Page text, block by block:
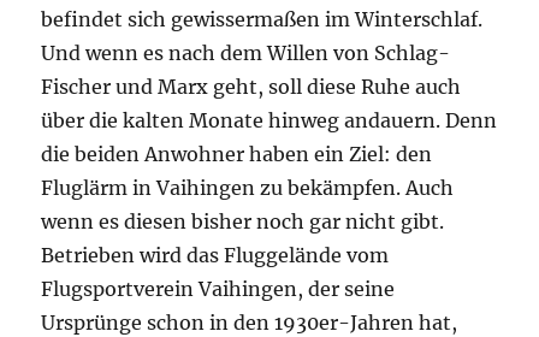
befindet sich gewissermaßen im Winterschlaf.
Und wenn es nach dem Willen von Schlag-
Fischer und Marx geht, soll diese Ruhe auch
über die kalten Monate hinweg andauern. Denn
die beiden Anwohner haben ein Ziel: den
Fluglärm in Vaihingen zu bekämpfen. Auch
wenn es diesen bisher noch gar nicht gibt.
Betrieben wird das Fluggelände vom
Flugsportverein Vaihingen, der seine
Ursprünge schon in den 1930er-Jahren hat,